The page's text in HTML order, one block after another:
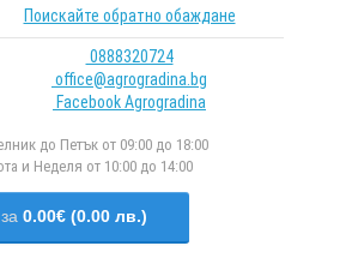
Поискайте обратно обаждане
0888320724
office@agrogradina.bg
Facebook Agrogradina
до Петък от 09:00 до 18:00
и Неделя от 10:00 до 14:00
за 0.00€ (0.00 лв.)